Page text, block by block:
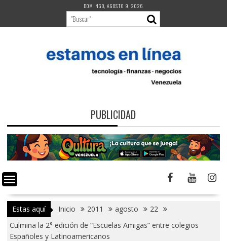
contenido
DOMINGO, AGOSTO 9, 2026
PUBLICIDAD
Estas aquí Inicio 2011 agosto
22
Culmina la 2° edición de “Escuelas Amigas” entre colegios
Españoles y Latinoamericanos